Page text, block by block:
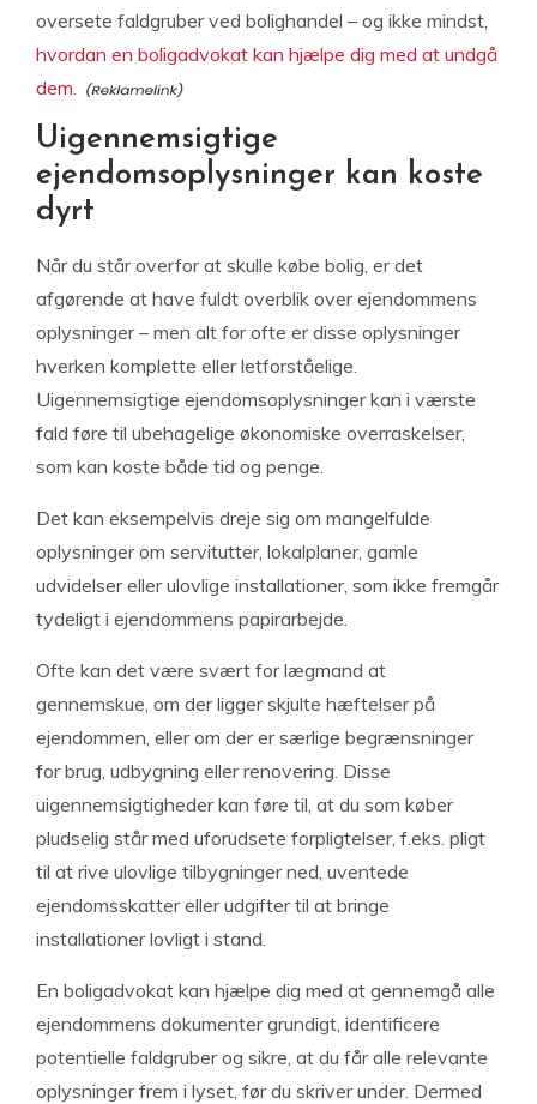
oversete faldgruber ved bolighandel – og ikke mindst,
hvordan en boligadvokat kan hjælpe dig med at undgå
dem.
Uigennemsigtige
ejendomsoplysninger kan koste
dyrt
Når du står overfor at skulle købe bolig, er det
afgørende at have fuldt overblik over ejendommens
oplysninger – men alt for ofte er disse oplysninger
hverken komplette eller letforståelige.
Uigennemsigtige ejendomsoplysninger kan i værste
fald føre til ubehagelige økonomiske overraskelser,
som kan koste både tid og penge.
Det kan eksempelvis dreje sig om mangelfulde
oplysninger om servitutter, lokalplaner, gamle
udvidelser eller ulovlige installationer, som ikke fremgår
tydeligt i ejendommens papirarbejde.
Ofte kan det være svært for lægmand at
gennemskue, om der ligger skjulte hæftelser på
ejendommen, eller om der er særlige begrænsninger
for brug, udbygning eller renovering. Disse
uigennemsigtigheder kan føre til, at du som køber
pludselig står med uforudsete forpligtelser, f.eks. pligt
til at rive ulovlige tilbygninger ned, uventede
ejendomsskatter eller udgifter til at bringe
installationer lovligt i stand.
En boligadvokat kan hjælpe dig med at gennemgå alle
ejendommens dokumenter grundigt, identificere
potentielle faldgruber og sikre, at du får alle relevante
oplysninger frem i lyset, før du skriver under. Dermed